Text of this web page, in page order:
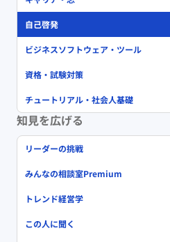
自己啓発
ビジネスソフトウェア・ツール
資格・試験対策
チュートリアル・社会人基礎
知見を広げる
リーダーの挑戦
みんなの相談室Premium
トレンド経営学
この人に聞く